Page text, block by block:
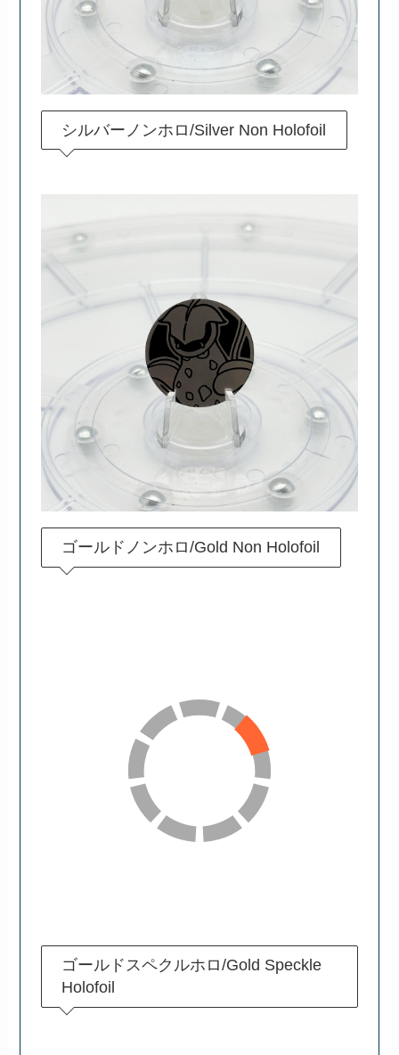
シルバーノンホロ/Silver Non Holofoil
ゴールドノンホロ/Gold Non Holofoil
ゴールドスペクルホロ/Gold Speckle
Holofoil